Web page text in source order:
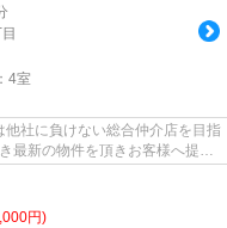
4室
社に負けない総合仲介店を目指
最新の物件を頂きお客様へ提供
円)